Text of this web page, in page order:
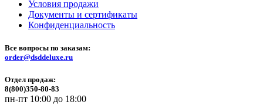
Условия продажи
Документы и сертификаты
Конфиденциальность
Все вопросы по заказам:
order@dsddeluxe.ru
Отдел продаж:
8(800)350-80-83
пн-пт 10:00 до 18:00